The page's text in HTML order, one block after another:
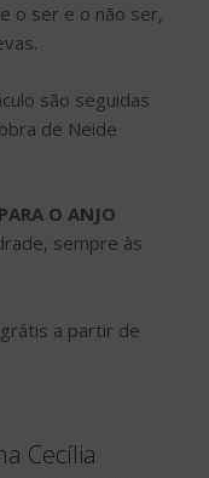
o ser e o não ser,
são seguidas
de Neide
O ANJO
sempre às
a partir de
Cecília